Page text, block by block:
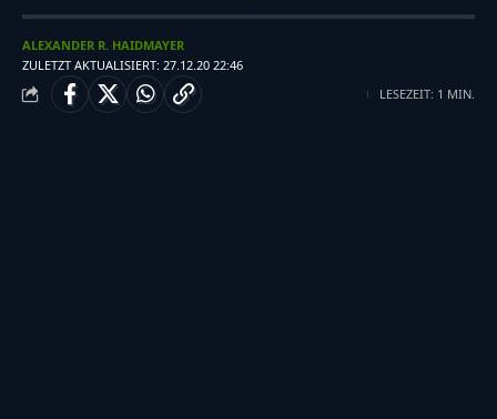
ZULETZT AKTUALISIERT: 27.12.20 22:46
ALEXANDER R. HAIDMAYER
LESEZEIT: 1 MIN.